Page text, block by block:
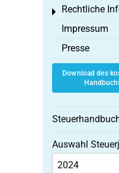
Rechtliche
Toggle menu
Impressum
Presse
Download des
Auswahl